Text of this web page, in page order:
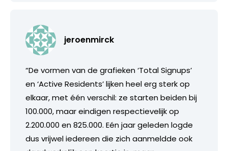
jeroenmirck
“De vormen van de grafieken ‘Total Signups’
en ‘Active Residents’ lijken heel erg sterk op
elkaar, met één verschil: ze starten beiden bij
100.000, maar eindigen respectievelijk op
2.200.000 en 825.000. Eén jaar geleden logde
dus vrijwel iedereen die zich aanmeldde ook